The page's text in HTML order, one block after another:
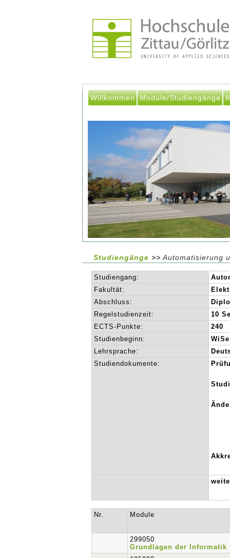
Willkommen Module/Studiengänge
Studiengänge >>Automatisierung
Studiengang:
Fakultät:
Abschluss:
Regelstudienzeit:
10
ECTS-Punkte:
240
Studienbeginn:
WiSe
Lehrsprache:
Studiendokumente:
Nr. Module
299050
Grundlagen der Informatik